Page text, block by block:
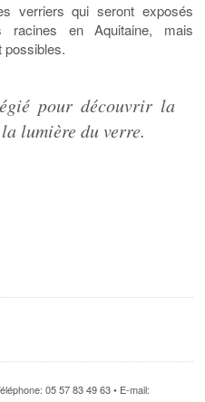
verriers qui seront exposés
racines en Aquitaine, mais
possibles.
pour découvrir la
lumière du verre.
05 57 83 49 63 • E-mail: